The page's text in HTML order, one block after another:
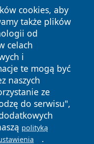
cookies, aby
także plików
od
celach
i
te mogą być
naszych
ze
do serwisu",
polityką
.
prawa
Polityka
Cookies